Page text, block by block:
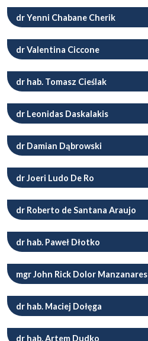
dr Yenni Chabane Cherik
dr Valentina Ciccone
dr hab. Tomasz Cieślak
dr Leonidas Daskalakis
dr Damian Dąbrowski
dr Joeri Ludo De Ro
dr Roberto de Santana Araujo
dr hab. Paweł Dłotko
mgr John Rick Dolor Manzanares
dr hab. Maciej Dołęga
dr hab. Artem Dudko